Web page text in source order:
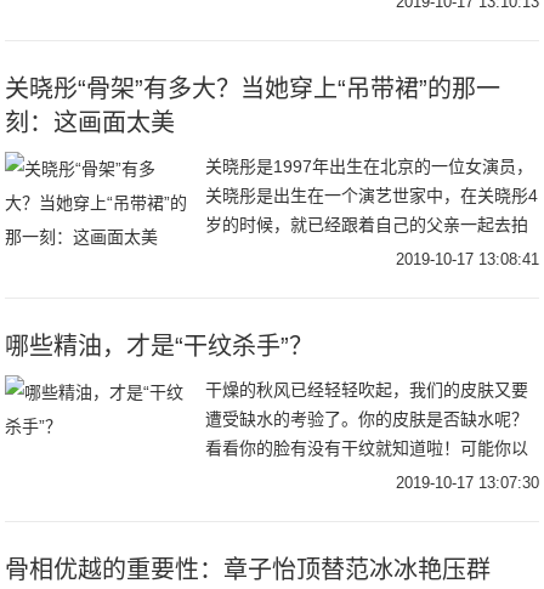
关晓彤“骨架”有多大？当她穿上“吊带裙”的那一
刻：这画面太美
关晓彤是1997年出生在北京的一位女演员，
关晓彤是出生在一个演艺世家中，在关晓彤4
岁的时候，就已经跟着自己的父亲一起去拍
戏了，关晓彤的颜值是非常在线的，还有着
2019-10-17 13:08:41
哪些精油，才是“干纹杀手”？
干燥的秋风已经轻轻吹起，我们的皮肤又要
遭受缺水的考验了。你的皮肤是否缺水呢？
看看你的脸有没有干纹就知道啦！可能你以
为干纹就是皱纹，其实它们是有所区别的。
2019-10-17 13:07:30
骨相优越的重要性：章子怡顶替范冰冰艳压群